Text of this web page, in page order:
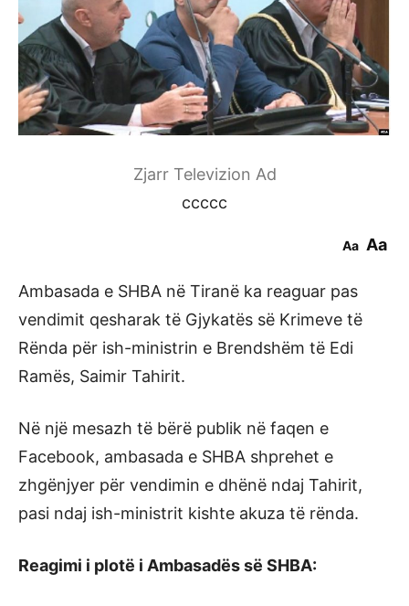
Zjarr Televizion Ad
ccccc
Aa Aa
Ambasada e SHBA në Tiranë ka reaguar pas
vendimit qesharak të Gjykatës së Krimeve të
Rënda për ish-ministrin e Brendshëm të Edi
Ramës, Saimir Tahirit.
Në një mesazh të bërë publik në faqen e
Facebook, ambasada e SHBA shprehet e
zhgënjyer për vendimin e dhënë ndaj Tahirit,
pasi ndaj ish-ministrit kishte akuza të rënda.
Reagimi i plotë i Ambasadës së SHBA: